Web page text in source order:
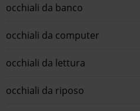
occhiali da banco
occhiali da computer
occhiali da lettura
occhiali da riposo